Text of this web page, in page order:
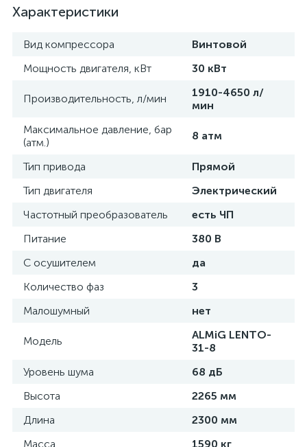
Характеристики
Вид компрессора
Винтовой
Мощность двигателя, кВт
30 кВт
Производительность, л/мин
1910-4650 л/
мин
Максимальное давление, бар
(атм.)
8 атм
Тип привода
Прямой
Тип двигателя
Электрический
Частотный преобразователь
есть ЧП
Питание
380 В
С осушителем
да
Количество фаз
3
Малошумный
нет
Модель
ALMiG LENTO-
31-8
Уровень шума
68 дБ
Высота
2265 мм
Длина
2300 мм
Масса
1590 кг